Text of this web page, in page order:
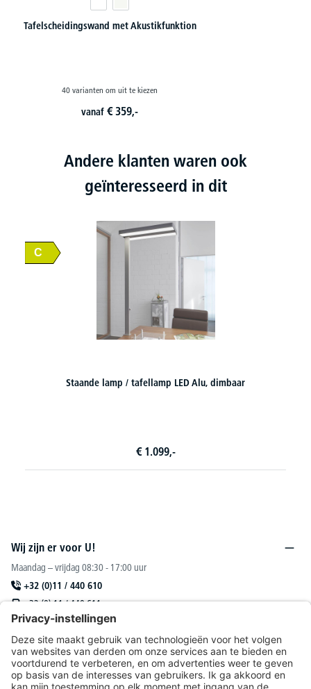
Tafelscheidingswand met Akustikfunktion
40 varianten om uit te kiezen
vanaf€ 359,-
Andere klanten waren ook
geïnteresseerd in dit
Ligbed
€
Wij zijn er voor U!
Maandag – vrijdag 08:30 - 17:00 uur
+32 (0)11 / 440 610
+32 (0) 11 / 440 611
sales@deskin.be
Of via onscontactformulier.
DESKIN N. V.